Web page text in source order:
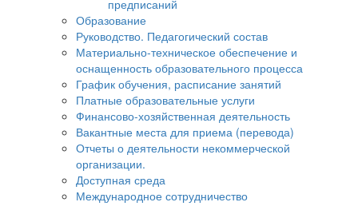
предписаний
Образование
Руководство. Педагогический состав
Материально-техническое обеспечение и
оснащенность образовательного процесса
График обучения, расписание занятий
Платные образовательные услуги
Финансово-хозяйственная деятельность
Вакантные места для приема (перевода)
Отчеты о деятельности некоммерческой
организации.
Доступная среда
Международное сотрудничество